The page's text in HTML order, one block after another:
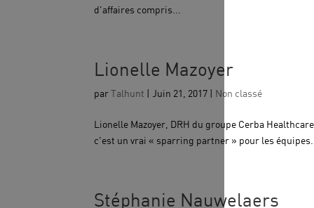
d’affaires compris...
Lionelle Mazoyer
parTalhunt | Juin 21, 2017 | Non classé
Lionelle Mazoyer, DRH du groupe Cerba
c’est un vrai « sparring partner » pour les
Stéphanie Nauwelaers